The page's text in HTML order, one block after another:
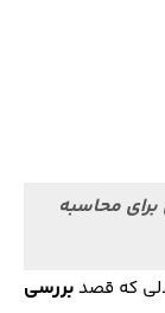
محاسبه
که قصدبررسی